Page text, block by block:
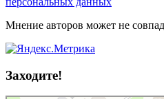
Мнение авторов может не
Заходите!